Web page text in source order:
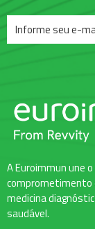
A Euroimmun une
comprometimento
medicina
saudável.